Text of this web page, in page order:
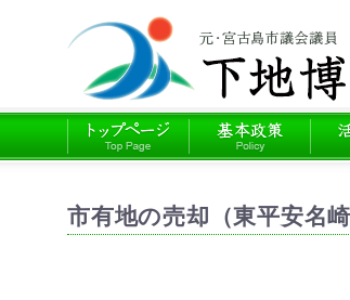
市有地の売却（東平安名